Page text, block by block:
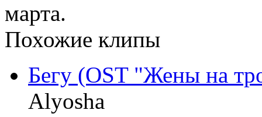
марта.
Похожие клипы
Бегу (OST "Жены на
Alyosha